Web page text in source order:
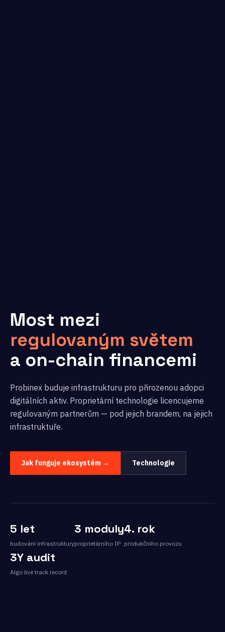
Most mezi
regulovaným světem
a on-chain financemi
Probinex buduje infrastrukturu pro přirozenou adopci
digitálních aktiv. Proprietární technologie licencujeme
regulovaným partnerům — pod jejich brandem, na jejich
infrastruktuře.
Jak funguje ekosystém → Technologie
5 let
budování infrastruktury
3 moduly
proprietárního IP
4. rok
produkčního provozu
3Y audit
Algo live track record